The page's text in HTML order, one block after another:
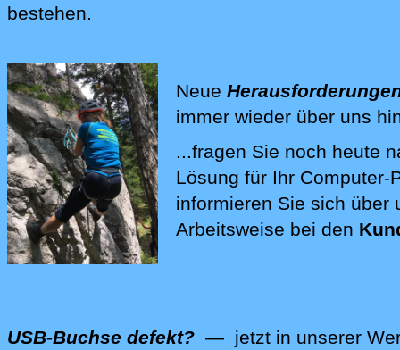
bestehen.
Neue
immer wieder über uns
Wir lösen Ihre
...fragen Sie noch heute
Lösung für Ihr
informieren Sie sich über
Arbeitsweise bei den
USB-Buchse defekt? — jetzt in unserer